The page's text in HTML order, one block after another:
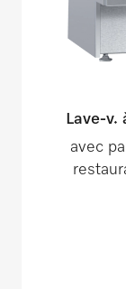
Lave-v.
avec